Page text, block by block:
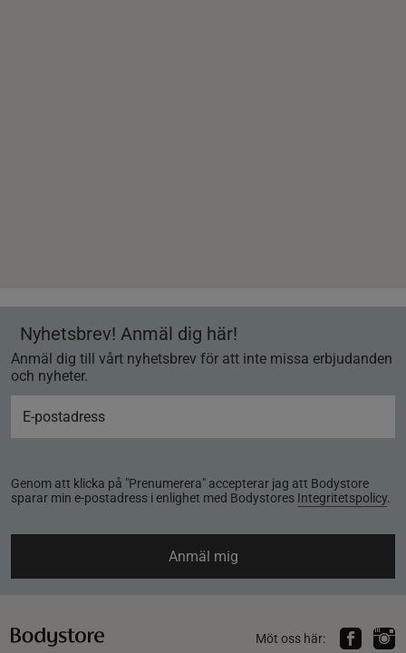
Nyhetsbrev! Anmäl dig här!
Anmäl dig till vårt nyhetsbrev för att inte missa erbjudanden
och nyheter.
Genom att klicka på "Prenumerera" accepterar jag att Bodystore
sparar min e-postadress i enlighet med Bodystores Integritetspolicy.
Anmäl mig
Möt oss här: